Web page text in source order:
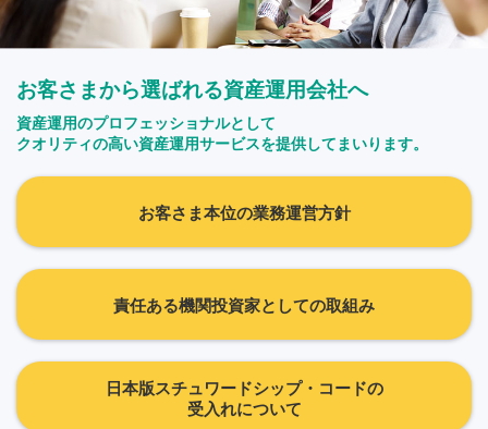
お客さまから選ばれる資産運用会社へ
資産運用のプロフェッショナルとして
クオリティの高い資産運用サービスを提供してまいります。
お客さま本位の業務運営方針
責任ある機関投資家としての取組み
日本版スチュワードシップ・コードの
受入れについて